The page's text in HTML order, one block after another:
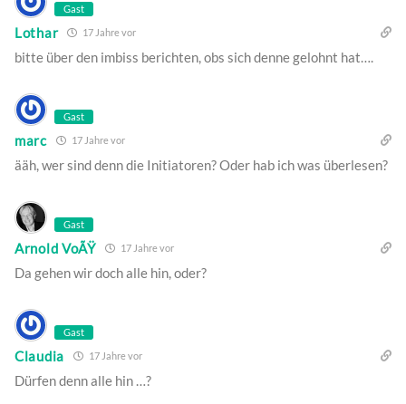
Gast
Lothar 17 Jahre vor
bitte über den imbiss berichten, obs sich denne gelohnt hat….
Gast
marc 17 Jahre vor
ääh, wer sind denn die Initiatoren? Oder hab ich was überlesen?
Gast
Arnold VoÃŸ 17 Jahre vor
Da gehen wir doch alle hin, oder?
Gast
Claudia 17 Jahre vor
Dürfen denn alle hin …?